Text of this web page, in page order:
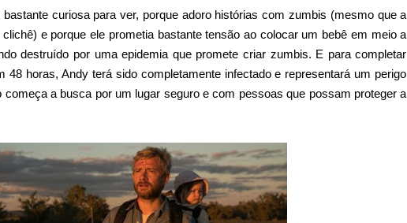
curiosa para ver, porque adoro histórias com zumbis (mesmo que a
e porque ele prometia bastante tensão ao colocar um bebê em meio a
destruído por uma epidemia que promete criar zumbis. E para completar
48 horas, Andy terá sido completamente infectado e representará um perigo
começa a busca por um lugar seguro e com pessoas que possam proteger a